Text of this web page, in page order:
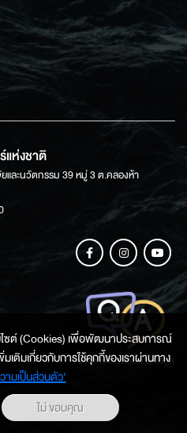
ห่งชาติ
ละนวัตกรรม 39 หมู่ 3 ต.คลองห้า
ช่องทางการสอบถามข้อมูล
บไซต์ (Cookies) เพื่อพัฒนาประสบการณ์
ติมเกี่ยวกับการใช้คุกกี้ของเราผ่านทาง
ามเป็นส่วนตัว'
ไม่ ขอบคุณ